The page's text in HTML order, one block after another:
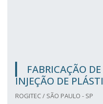
FABRICAÇÃO
INJEÇÃO DE
ROGITEC / SÃO PAULO - SP